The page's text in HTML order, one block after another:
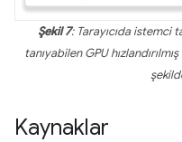
Şekil 7: Tarayıcıda istemci
tanıyabilen GPU
Kaynaklar